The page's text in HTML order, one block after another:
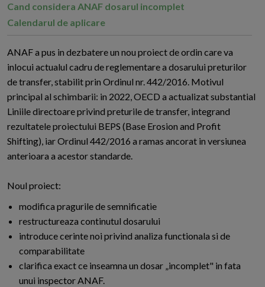
Cand considera ANAF dosarul incomplet
Calendarul de aplicare
ANAF a pus in dezbatere un nou proiect de ordin care va
inlocui actualul cadru de reglementare a dosarului preturilor
de transfer, stabilit prin Ordinul nr. 442/2016. Motivul
principal al schimbarii: in 2022, OECD a actualizat substantial
Liniile directoare privind preturile de transfer, integrand
rezultatele proiectului BEPS (Base Erosion and Profit
Shifting), iar Ordinul 442/2016 a ramas ancorat in versiunea
anterioara a acestor standarde.
Noul proiect:
modifica pragurile de semnificatie
restructureaza continutul dosarului
introduce cerinte noi privind analiza functionala si de
comparabilitate
clarifica exact ce inseamna un dosar „incomplet" in fata
unui inspector ANAF.